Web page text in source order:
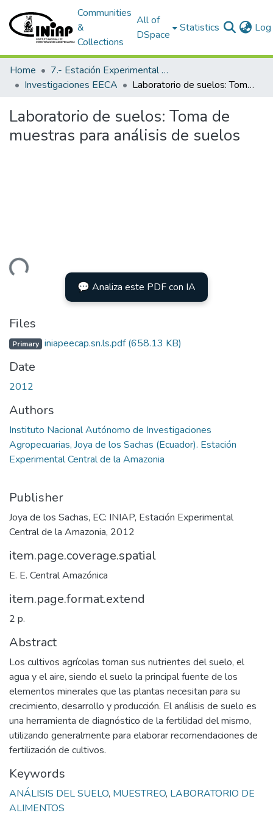
Communities
&
Collections
All of
DSpace
Statistics
Home
7.- Estación Experimental Central Amazónica
Investigaciones EECA
Laboratorio de suelos: Toma de muestras para análisis de suelos
Laboratorio de suelos: Toma de
muestras para análisis de suelos
💬 Analiza este PDF con IA
Files
Primary iniapeecap.sn.ls.pdf(658.13 KB)
Date
2012
Authors
Instituto Nacional Autónomo de Investigaciones
Agropecuarias, Joya de los Sachas (Ecuador). Estación
Experimental Central de la Amazonia
Publisher
Joya de los Sachas, EC: INIAP, Estación Experimental
Central de la Amazonia, 2012
item.page.coverage.spatial
E. E. Central Amazónica
item.page.format.extend
2 p.
Abstract
Los cultivos agrícolas toman sus nutrientes del suelo, el
agua y el aire, siendo el suelo la principal fuente de los
elementos minerales que las plantas necesitan para su
crecimiento, desarrollo y producción. El análisis de suelo es
una herramienta de diagnóstico de la fertilidad del mismo,
utilizando generalmente para elaborar recomendaciones de
fertilización de cultivos.
Keywords
ANÁLISIS DEL SUELO, MUESTREO, LABORATORIO DE
ALIMENTOS